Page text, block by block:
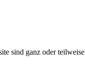
sind ganz oder teilweise